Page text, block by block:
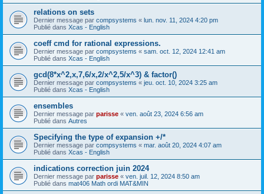
relations on sets
Dernier message par compsystems « lun. nov. 11, 2024 4:20 pm
Publié dans Xcas - English
coeff cmd for rational expressions.
Dernier message par compsystems « sam. oct. 12, 2024 12:41 am
Publié dans Xcas - English
gcd(8*x^2,x,7,6/x,2/x^2,5/x^3) & factor()
Dernier message par compsystems « jeu. oct. 10, 2024 3:25 am
Publié dans Xcas - English
ensembles
Dernier message par parisse « ven. août 23, 2024 6:56 am
Publié dans Autres
Specifying the type of expansion +/*
Dernier message par compsystems « mar. août 20, 2024 4:07 am
Publié dans Xcas - English
indications correction juin 2024
Dernier message par parisse « ven. juil. 12, 2024 8:50 am
Publié dans mat406 Math ordi MAT&MIN